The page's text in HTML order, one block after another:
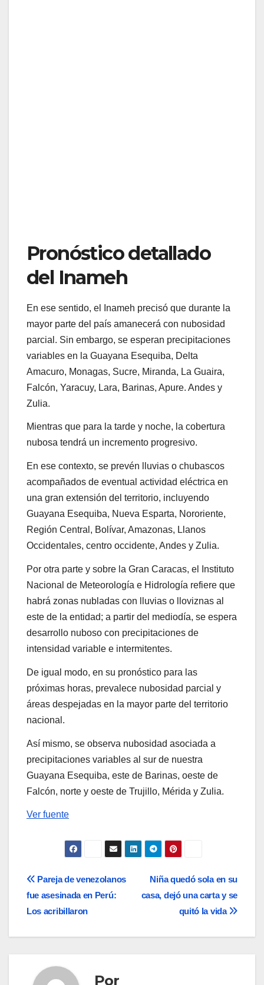
Pronóstico detallado
del Inameh
En ese sentido, el Inameh precisó que durante la
mayor parte del país amanecerá con nubosidad
parcial. Sin embargo, se esperan precipitaciones
variables en la Guayana Esequiba, Delta
Amacuro, Monagas, Sucre, Miranda, La Guaira,
Falcón, Yaracuy, Lara, Barinas, Apure. Andes y
Zulia.
Mientras que para la tarde y noche, la cobertura
nubosa tendrá un incremento progresivo.
En ese contexto, se prevén lluvias o chubascos
acompañados de eventual actividad eléctrica en
una gran extensión del territorio, incluyendo
Guayana Esequiba, Nueva Esparta, Nororiente,
Región Central, Bolívar, Amazonas, Llanos
Occidentales, centro occidente, Andes y Zulia.
Por otra parte y sobre la Gran Caracas, el Instituto
Nacional de Meteorología e Hidrología refiere que
habrá zonas nubladas con lluvias o lloviznas al
este de la entidad; a partir del mediodía, se espera
desarrollo nuboso con precipitaciones de
intensidad variable e intermitentes.
De igual modo, en su pronóstico para las
próximas horas, prevalece nubosidad parcial y
áreas despejadas en la mayor parte del territorio
nacional.
Así mismo, se observa nubosidad asociada a
precipitaciones variables al sur de nuestra
Guayana Esequiba, este de Barinas, oeste de
Falcón, norte y oeste de Trujillo, Mérida y Zulia.
Ver fuente
Navegación
de
entradas
Niña quedó sola en su
casa, dejó una carta y se
quitó la vida
Pareja de venezolanos
fue asesinada en Perú:
Los acribillaron
Por